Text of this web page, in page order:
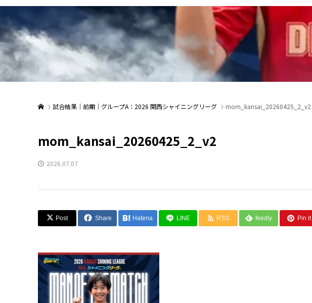
試合結果｜前期｜グループA：2026 関西シャイニングリーグ mom_kansai_20260425_2_v2
mom_kansai_20260425_2_v2
2026.07.07
Post Share Hatena LINE RSS feedly Pin it